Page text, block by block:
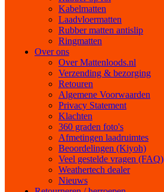
Kabelmatten
Laadvloermatten
Rubber matten antislip
Ringmatten
Over ons
Over Mattenloods.nl
Verzending & bezorging
Retouren
Algemene Voorwaarden
Privacy Statement
Klachten
360 graden foto's
Afmetingen laadruimtes
Beoordelingen (Kiyoh)
Veel gestelde vragen (FAQ)
Weathertech dealer
Nieuws